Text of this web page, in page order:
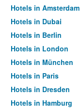
Hotels in Amsterdam
Hotels in Dubai
Hotels in Berlin
Hotels in London
Hotels in München
Hotels in Paris
Hotels in Dresden
Hotels in Hamburg